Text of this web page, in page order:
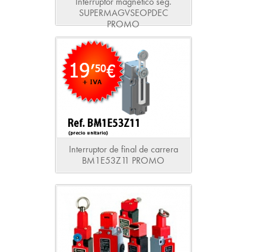
SUPERMAGVSEOPDEC
PROMO
Interruptor de final de carrera
BM1E53Z11 PROMO